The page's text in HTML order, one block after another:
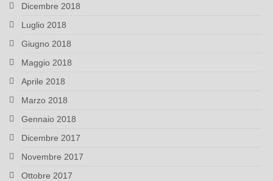
Dicembre 2018
Luglio 2018
Giugno 2018
Maggio 2018
Aprile 2018
Marzo 2018
Gennaio 2018
Dicembre 2017
Novembre 2017
Ottobre 2017